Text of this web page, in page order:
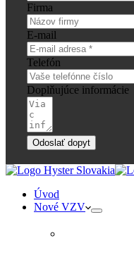
Firma
E-mail
Telefón
Doplňujúce informácie
Odoslať dopyt
Úvod
Nové VZV